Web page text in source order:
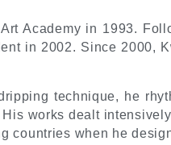
Academy in 1993.
in 2002. Since 2000,
technique, he
works dealt
countries when he